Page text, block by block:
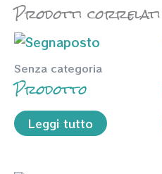
Prodotti correlati
Senza categoria
Prodotto
Leggi tutto